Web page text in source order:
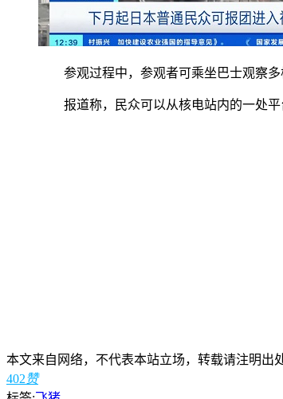
参观过程中，参观者可乘坐巴士观察
报道称，民众可以从核电站内的一处
本文来自网络，不代表本站立场，转载请注明出处
402赞